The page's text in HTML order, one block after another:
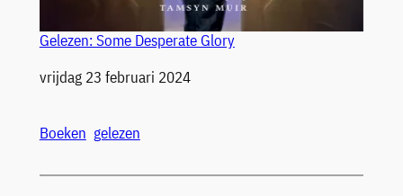
Gelezen: Some Desperate Glory
Datum
vrijdag 23 februari 2024
Boeken gelezen